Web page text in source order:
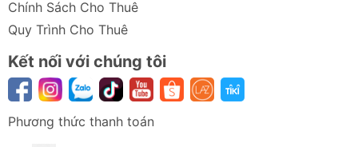
Chính Sách Cho Thuê
Quy Trình Cho Thuê
Kết nối với chúng tôi
Phương thức thanh toán